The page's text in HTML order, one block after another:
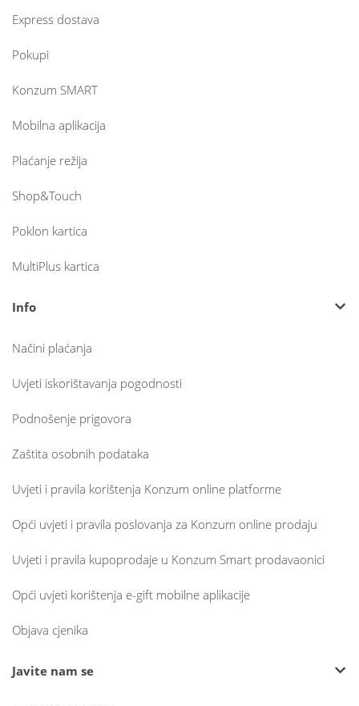
Express dostava
Pokupi
Konzum SMART
Mobilna aplikacija
Plaćanje režija
Shop&Touch
Poklon kartica
MultiPlus kartica
Info
Načini plaćanja
Uvjeti iskorištavanja pogodnosti
Podnošenje prigovora
Zaštita osobnih podataka
Uvjeti i pravila korištenja Konzum online platforme
Opći uvjeti i pravila poslovanja za Konzum online prodaju
Uvjeti i pravila kupoprodaje u Konzum Smart prodavaonici
Opći uvjeti korištenja e-gift mobilne aplikacije
Objava cjenika
Javite nam se